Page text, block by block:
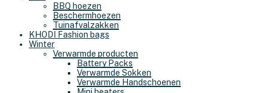
BBQ hoezen
Beschermhoezen
Tuinafvalzakken
KHODI Fashion bags
Winter
Verwarmde producten
Battery Packs
Verwarmde Sokken
Verwarmde Handschoenen